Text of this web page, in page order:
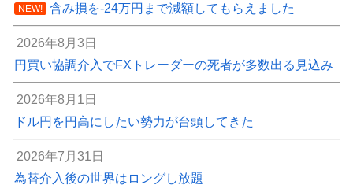
NEW! 含み損を-24万円まで減額してもらえました
2026年8月3日
円買い協調介入でFXトレーダーの死者が多数出る見込み
2026年8月1日
ドル円を円高にしたい勢力が台頭してきた
2026年7月31日
為替介入後の世界はロングし放題